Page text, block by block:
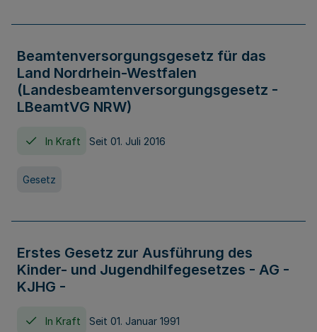
Beamtenversorgungsgesetz für das
Land Nordrhein-Westfalen
(Landesbeamtenversorgungsgesetz -
LBeamtVG NRW)
In Kraft Seit 01. Juli 2016
Gesetz
Erstes Gesetz zur Ausführung des
Kinder- und Jugendhilfegesetzes - AG -
KJHG -
In Kraft Seit 01. Januar 1991